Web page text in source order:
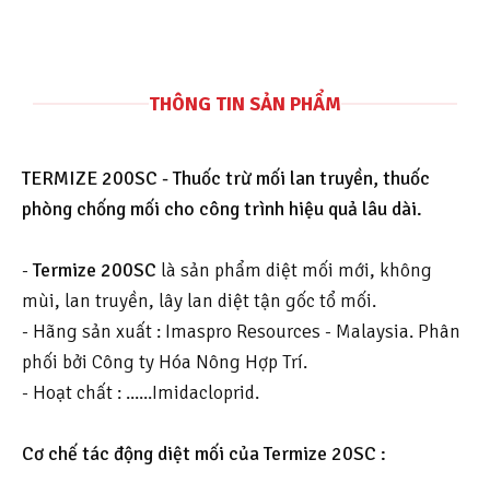
THÔNG TIN SẢN PHẨM
TERMIZE 200SC - Thuốc trừ mối lan truyền, thuốc
phòng chống mối cho công trình hiệu quả lâu dài.
-Termize 200SC là sản phẩm diệt mối mới, không
mùi, lan truyền, lây lan diệt tận gốc tổ mối.
- Hãng sản xuất : Imaspro Resources - Malaysia. Phân
phối bởi Công ty Hóa Nông Hợp Trí.
- Hoạt chất : ......Imidacloprid.
Cơ chế tác động diệt mối của Termize 20SC :